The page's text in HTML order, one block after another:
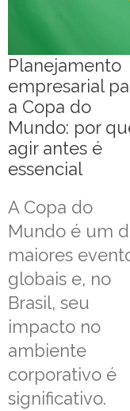
Planejamento
empresarial
a Copa do
Mundo: por
agir antes é
essencial
A Copa do
Mundo é um
maiores
globais e, no
Brasil, seu
impacto no
ambiente
corporativo é
significativo.